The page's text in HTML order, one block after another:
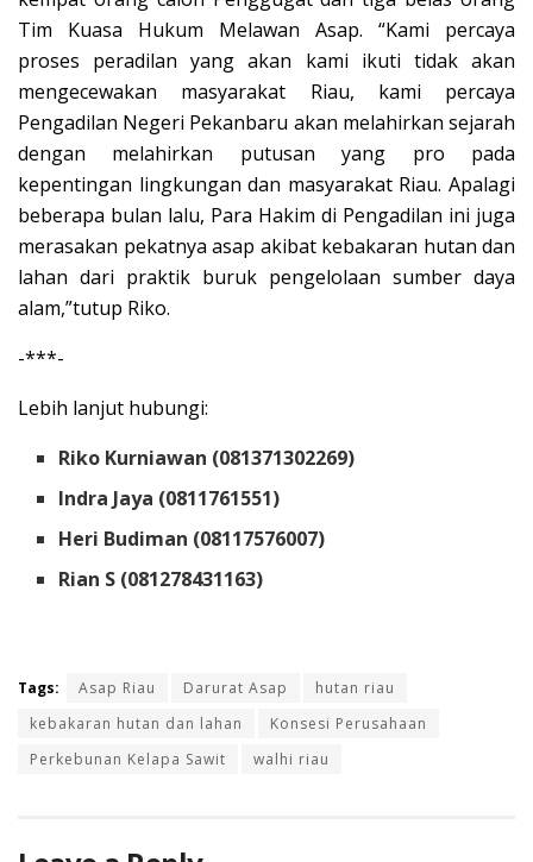
Tim Kuasa Hukum Melawan Asap. “Kami percaya
proses peradilan yang akan kami ikuti tidak akan
mengecewakan masyarakat Riau, kami percaya
Pengadilan Negeri Pekanbaru akan melahirkan sejarah
dengan melahirkan putusan yang pro pada
kepentingan lingkungan dan masyarakat Riau. Apalagi
beberapa bulan lalu, Para Hakim di Pengadilan ini juga
merasakan pekatnya asap akibat kebakaran hutan dan
lahan dari praktik buruk pengelolaan sumber daya
alam,”tutup Riko.
-***-
Lebih lanjut hubungi:
Riko Kurniawan (081371302269)
Indra Jaya (0811761551)
Heri Budiman (08117576007)
Rian S (081278431163)
Tags: Asap Riau Darurat Asap
hutan riau
kebakaran hutan dan lahan
Konsesi Perusahaan
Perkebunan Kelapa Sawit
walhi riau